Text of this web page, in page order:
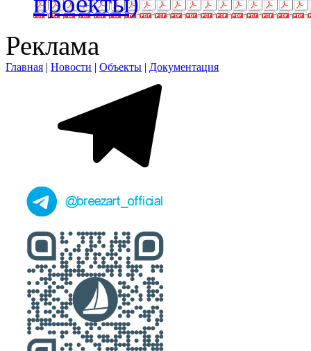
Реклама
Главная | Новости | Объекты | Документация